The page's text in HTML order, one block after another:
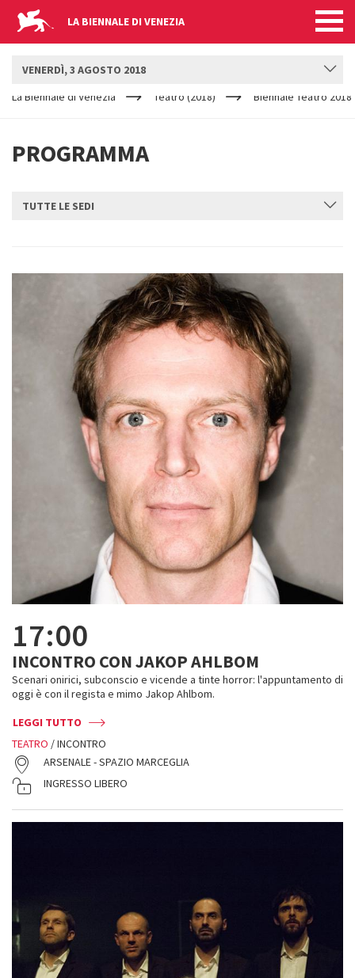
LA BIENNALE DI VENEZIA
ARE
La Biennale di Venezia Teatro (2018) Biennale Teatro 2018
PROGRAMMA
VENERDÌ, 3 AGOSTO 2018
TUTTE LE SEDI
17:00
INCONTRO CON JAKOP AHLBOM
Scenari onirici, subconscio e vicende a tinte horror: l'appuntamento di
oggi è con il regista e mimo Jakop Ahlbom.
LEGGI TUTTO
TEATRO / INCONTRO
ARSENALE - SPAZIO MARCEGLIA
INGRESSO LIBERO